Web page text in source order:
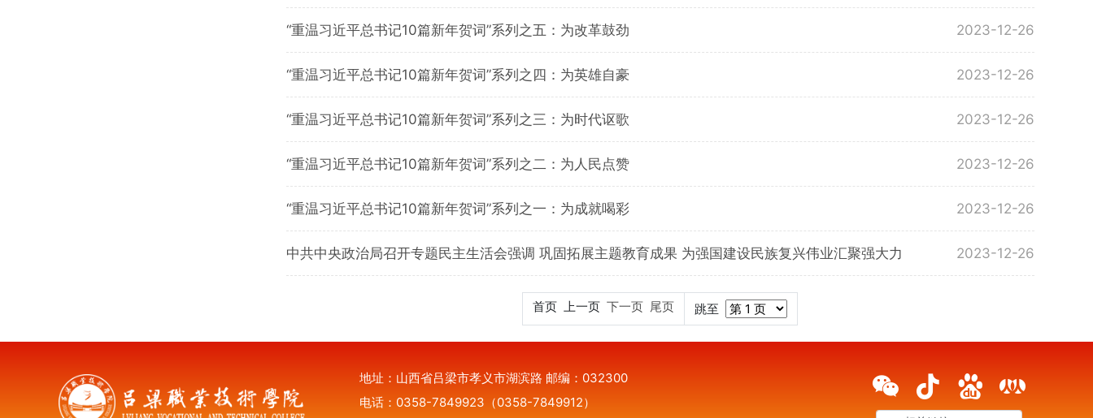
“重温习近平总书记10篇新年贺词”系列之五：为改革鼓劲 2023-12-26
“重温习近平总书记10篇新年贺词”系列之四：为英雄自豪 2023-12-26
“重温习近平总书记10篇新年贺词”系列之三：为时代讴歌 2023-12-26
“重温习近平总书记10篇新年贺词”系列之二：为人民点赞 2023-12-26
“重温习近平总书记10篇新年贺词”系列之一：为成就喝彩 2023-12-26
中共中央政治局召开专题民主生活会强调 巩固拓展主题教育成果 为强国建设民族复兴伟业汇聚强大力 2023-12-26
首页 上一页 下一页 尾页 跳至
地址：山西省吕梁市孝义市湖滨路 邮编：032300
电话：0358-7849923（0358-7849912）